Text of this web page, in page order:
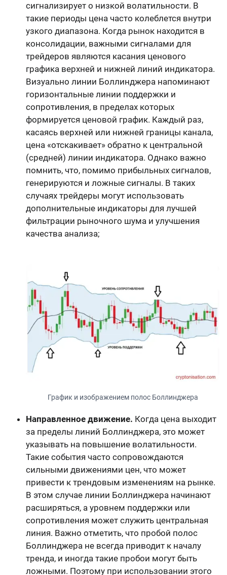
сигнализирует о низкой волатильности. В
такие периоды цена часто колеблется внутри
узкого диапазона. Когда рынок находится в
консолидации, важными сигналами для
трейдеров являются касания ценового
графика верхней и нижней линий индикатора.
Визуально линии Боллинджера напоминают
горизонтальные линии поддержки и
сопротивления, в пределах которых
формируется ценовой график. Каждый раз,
касаясь верхней или нижней границы канала,
цена «отскакивает» обратно к центральной
(средней) линии индикатора. Однако важно
помнить, что, помимо прибыльных сигналов,
генерируются и ложные сигналы. В таких
случаях трейдеры могут использовать
дополнительные индикаторы для лучшей
фильтрации рыночного шума и улучшения
качества анализа;
График и изображением полос Боллинджера
Направленное движение. Когда цена выходит
за пределы линий Боллинджера, это может
указывать на повышение волатильности.
Такие события часто сопровождаются
сильными движениями цен, что может
привести к трендовым изменениям на рынке.
В этом случае линии Боллинджера начинают
расширяться, а уровнем поддержки или
сопротивления может служить центральная
линия. Важно отметить, что пробой полос
Боллинджера не всегда приводит к началу
тренда, и иногда такие пробои могут быть
ложными. Поэтому при использовании этого